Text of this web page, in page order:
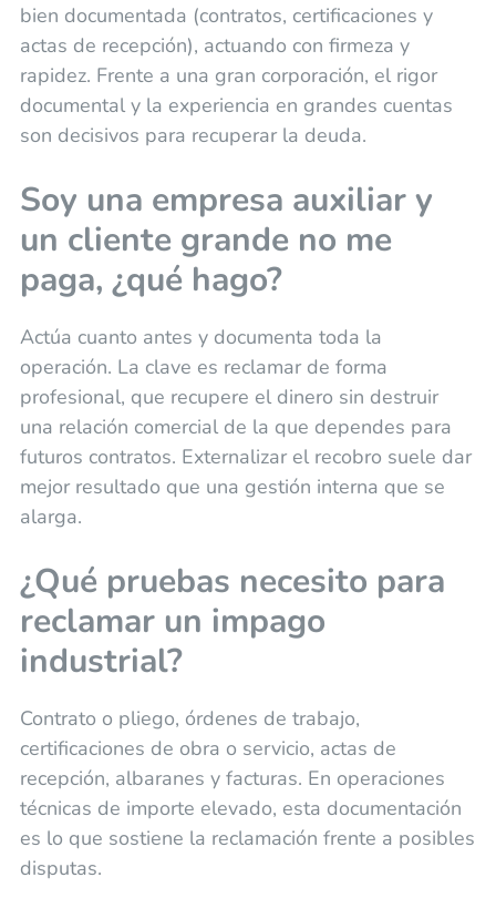
bien documentada (contratos, certificaciones y
actas de recepción), actuando con firmeza y
rapidez. Frente a una gran corporación, el rigor
documental y la experiencia en grandes cuentas
son decisivos para recuperar la deuda.
Soy una empresa auxiliar y
un cliente grande no me
paga, ¿qué hago?
Actúa cuanto antes y documenta toda la
operación. La clave es reclamar de forma
profesional, que recupere el dinero sin destruir
una relación comercial de la que dependes para
futuros contratos. Externalizar el recobro suele dar
mejor resultado que una gestión interna que se
alarga.
¿Qué pruebas necesito para
reclamar un impago
industrial?
Contrato o pliego, órdenes de trabajo,
certificaciones de obra o servicio, actas de
recepción, albaranes y facturas. En operaciones
técnicas de importe elevado, esta documentación
es lo que sostiene la reclamación frente a posibles
disputas.